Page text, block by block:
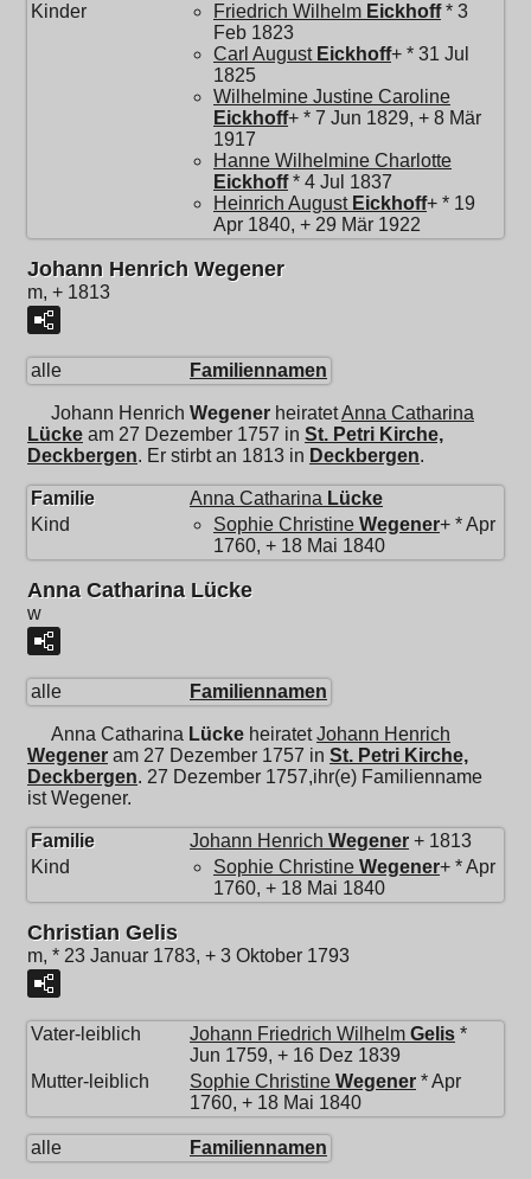
Kinder
Friedrich Wilhelm Eickhoff* 3
Feb 1823
Carl August Eickhoff+ * 31 Jul
1825
Wilhelmine Justine Caroline
Eickhoff+ * 7 Jun 1829, + 8 Mär
1917
Hanne Wilhelmine Charlotte
Eickhoff* 4 Jul 1837
Heinrich August Eickhoff+ * 19
Apr 1840, + 29 Mär 1922
Johann Henrich Wegener
m, + 1813
alle Familiennamen
Johann Henrich Wegener heiratetAnna Catharina
Lücke am 27 Dezember 1757 in St. Petri Kirche,
Deckbergen. Er stirbt an 1813 in Deckbergen.
Familie Anna Catharina Lücke
Kind
Sophie Christine Wegener+ * Apr
1760, + 18 Mai 1840
Anna Catharina Lücke
w
alle Familiennamen
Anna Catharina Lücke heiratetJohann Henrich
Wegener am 27 Dezember 1757 in St. Petri Kirche,
Deckbergen. 27 Dezember 1757,ihr(e) Familienname
ist Wegener.
Familie Johann Henrich Wegener + 1813
Kind
Sophie Christine Wegener+ * Apr
1760, + 18 Mai 1840
Christian Gelis
m, * 23 Januar 1783, + 3 Oktober 1793
Vater-leiblich Johann Friedrich Wilhelm Gelis *
Jun 1759, + 16 Dez 1839
Mutter-leiblich
Sophie Christine Wegener * Apr
1760, + 18 Mai 1840
alle Familiennamen